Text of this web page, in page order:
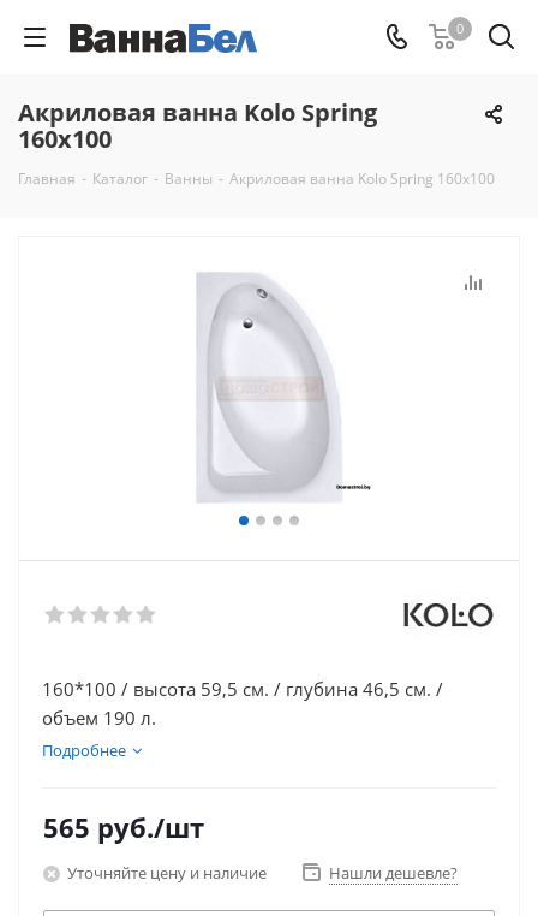
0
Акриловая ванна Kolo Spring
160x100
Главная - Каталог - Ванны - Акриловая ванна Kolo Spring 160x100
160*100 / высота 59,5 см. / глубина 46,5 см. /
объем 190 л.
Подробнее
565 руб./шт
Уточняйте цену и наличие Нашли дешевле?